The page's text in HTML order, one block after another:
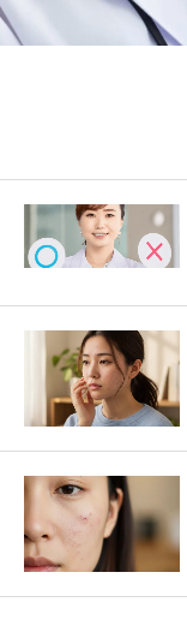
言語
简体中文
English